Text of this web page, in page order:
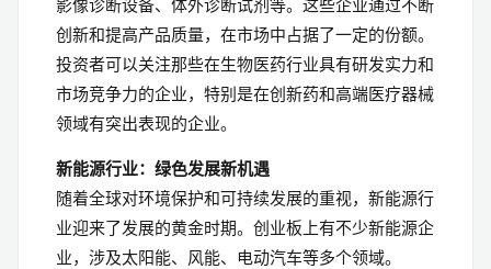
影像诊断设备、体外诊断试剂等。这些企业通过不断
创新和提高产品质量，在市场中占据了一定的份额。
投资者可以关注那些在生物医药行业具有研发实力和
市场竞争力的企业，特别是在创新药和高端医疗器械
领域有突出表现的企业。
新能源行业：绿色发展新机遇
随着全球对环境保护和可持续发展的重视，新能源行
业迎来了发展的黄金时期。创业板上有不少新能源企
业，涉及太阳能、风能、电动汽车等多个领域。